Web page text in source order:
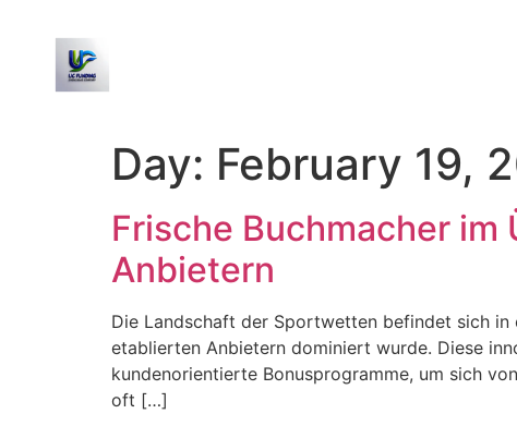
Day: February 19,
Frische Buchmacher
Anbietern
Die Landschaft der Sportwetten befindet sich in
etablierten Anbietern dominiert wurde. Diese
kundenorientierte Bonusprogramme, um sich
oft […]